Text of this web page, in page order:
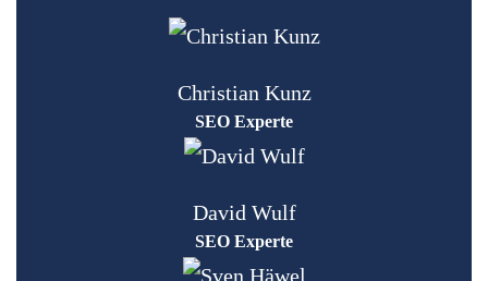
Christian Kunz
SEO Experte
David Wulf
SEO Experte